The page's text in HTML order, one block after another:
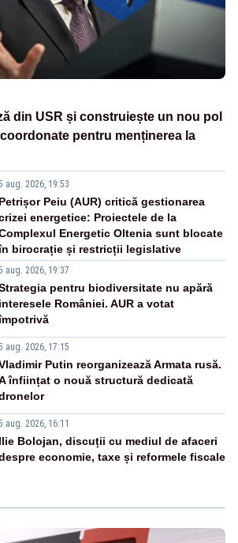
din USR și construiește un nou pol
pentru menținerea la
aug. 2026, 19:53
Petrișor Peiu (AUR) critică gestionarea
energetice: Proiectele de la
Energetic Oltenia sunt blocate
birocrație și restricții legislative
aug. 2026, 19:37
pentru biodiversitate nu apără
interesele României. AUR a votat
aug. 2026, 17:15
Putin reorganizează Armata rusă.
înființat o nouă structură dedicată
aug. 2026, 16:11
Ilie Bolojan, discuții cu mediul de afaceri
economie, taxe și reformele fiscale